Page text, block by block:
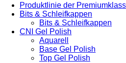
Produktlinie der
Bits & Schleifkappen
Bits & Schleifkappen
CNI Gel Polish
Aquarell
Base Gel Polish
Top Gel Polish